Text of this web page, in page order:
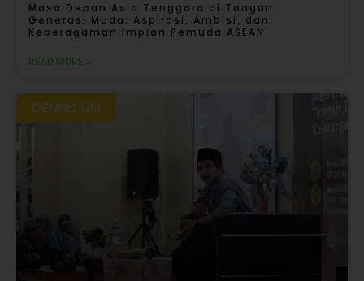
Masa Depan Asia Tenggara di Tangan
Generasi Muda: Aspirasi, Ambisi, dan
Keberagaman Impian Pemuda ASEAN
READ MORE »
DENNIS LIM